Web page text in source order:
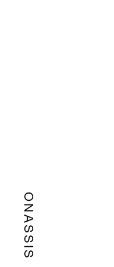
ONASSIS